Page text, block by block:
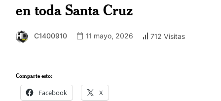
en toda Santa Cruz
C1400910 11 mayo, 2026 712 Visitas
Comparte esto:
Facebook X